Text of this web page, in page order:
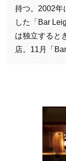
持つ。2002年
した「Bar
は独立すると
店。11月「